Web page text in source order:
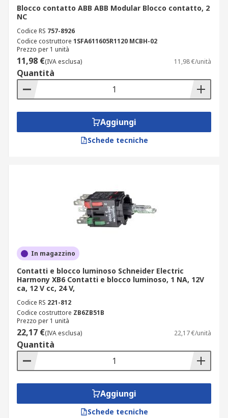
Blocco contatto ABB ABB Modular Blocco contatto, 2
NC
Codice RS 757-8926
Codice costruttore 1SFA611605R1120 MCBH-02
Prezzo per 1 unità
11,98 €(IVA esclusa) 11,98 €/unità
Quantità
Aggiungi
Schede tecniche
In magazzino
Contatti e blocco luminoso Schneider Electric
Harmony XB6 Contatti e blocco luminoso, 1 NA, 12V
ca, 12 V cc, 24 V,
Codice RS 221-812
Codice costruttore ZB6ZB51B
Prezzo per 1 unità
22,17 €(IVA esclusa) 22,17 €/unità
Quantità
Aggiungi
Schede tecniche